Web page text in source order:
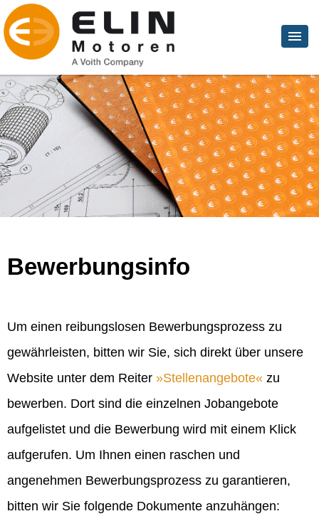
Bewerbungsinfo
Um einen reibungslosen Bewerbungsprozess zu
gewährleisten, bitten wir Sie, sich direkt über unsere
Website unter dem Reiter
Stellenangebote
zu
bewerben. Dort sind die einzelnen Jobangebote
aufgelistet und die Bewerbung wird mit einem Klick
aufgerufen. Um Ihnen einen raschen und
angenehmen Bewerbungsprozess zu garantieren,
bitten wir Sie folgende Dokumente anzuhängen: